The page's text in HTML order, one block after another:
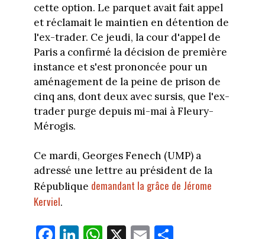
cette option. Le parquet avait fait appel
et réclamait le maintien en détention de
l'ex-trader. Ce jeudi, la cour d'appel de
Paris a confirmé la décision de première
instance et s'est prononcée pour un
aménagement de la peine de prison de
cinq ans, dont deux avec sursis, que l'ex-
trader purge depuis mi-mai à Fleury-
Mérogis.
Ce mardi, Georges Fenech (UMP) a
adressé une lettre au président de la
République demandant la grâce de Jérome
Kerviel.